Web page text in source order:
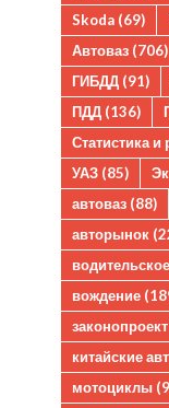
Skoda (69)
Автоваз (706)
ГИБДД (91)
ПДД (136)
Статистика и
УАЗ (85)
автоваз (88)
авторынок
вождение
законопроект
китайские
мотоциклы